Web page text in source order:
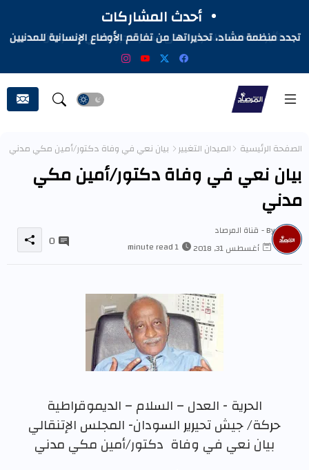
أحدث المشاركات
تجدد منظمة مشاد، تحذيراتها من تفاقم الأوضاع الإنسانية للمدنيين
المتأثرين بالحرب في السودان
الصفحة الرئيسية الميدان التغيير بيان نعي في وفاة دكتور/أمين مكي مدني
بيان نعي في وفاة دكتور/أمين مكي
مدني
By - قناة المرصاد
أغسطس 31, 2018
1 minute read
0
الحرية - العدل – السلام – الديموقراطية
حركة/ جيش تحيرير السودان- المجلس الإتنقالي
بيان نعي في وفاة دكتور/أمين مكي مدني